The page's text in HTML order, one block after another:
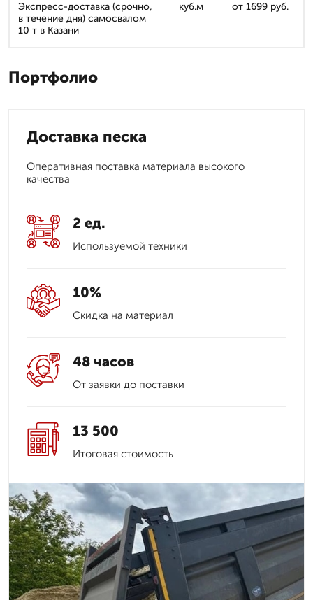
Экспресс-доставка (срочно,
в течение дня) самосвалом
10 т в Казани
куб.м от 1699 руб.
Портфолио
Доставка песка
Оперативная поставка материала высокого
качества
2 ед.
Используемой техники
10%
Скидка на материал
48 часов
От заявки до поставки
13 500
Итоговая стоимость